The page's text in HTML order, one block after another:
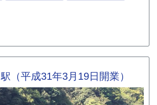
（平成31年3月19日開業）